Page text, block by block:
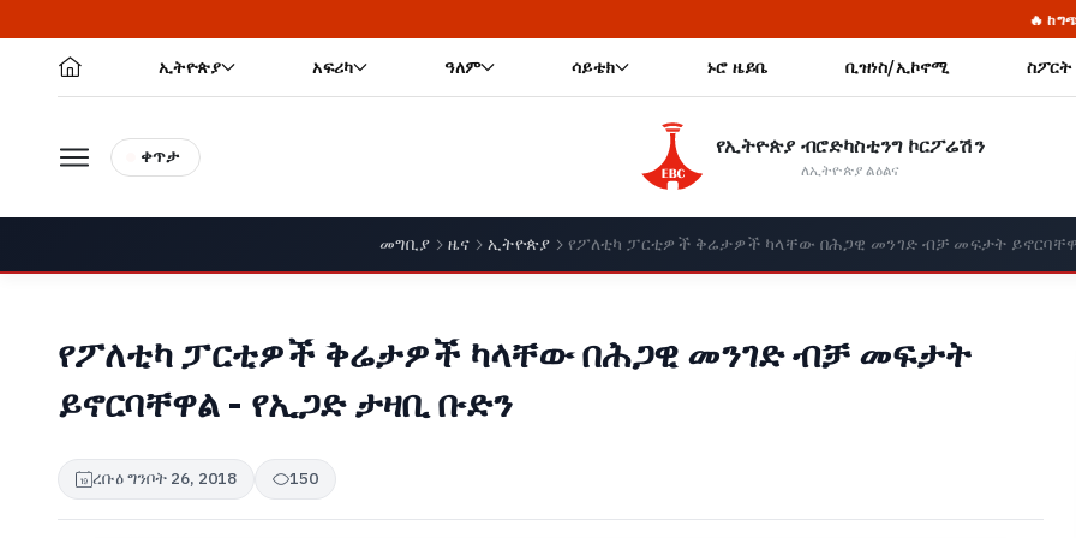
🔥 ከግጭት ውጭ ህልውና
ኢትዮጵያ አፍሪካ ዓለም ሳይቴክ ኑሮ ዜይቤ ቢዝነስ/ኢኮኖሚ ስፖርት
ቀጥታ የኢትዮጵያ ብሮድካስቲንግ ኮርፖሬሽን
ለኢትዮጵያ ልዕልና
መግቢያ ዜና ኢትዮጵያ የፖለቲካ ፓርቲዎች ቅሬታዎች ካላቸው በሕጋዊ መንገድ ብቻ መፍታት
የፖለቲካ ፓርቲዎች ቅሬታዎች ካላቸው በሕጋዊ መንገድ ብቻ መፍታት
ይኖርባቸዋል - የኢጋድ ታዛቢ ቡድን
ረቡዕ ግንቦት 26, 2018 150